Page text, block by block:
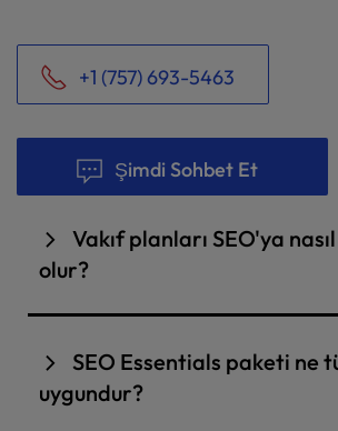
+1 (757) 693-5463
Şimdi Sohbet Et
Vakıf planları SEO'ya
olur?
Temel planlar web siteniz için
hedeflenecek en iyi anahtar
belirlenmesi, sitenizdeki her
SEO Essentials paketi ne
uygundur?